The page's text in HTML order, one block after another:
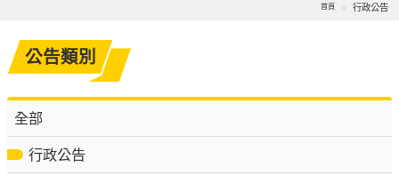
首頁 行政公告
公告類別
全部
行政公告